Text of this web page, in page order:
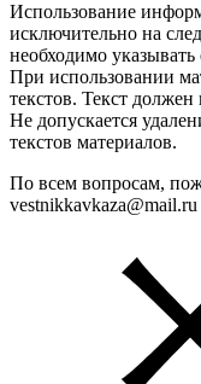
Использование
исключительно на
необходимо
При использовании
текстов. Текст
Не допускается
текстов материалов.
По всем вопросам,
vestnikkavkaza@mail.ru